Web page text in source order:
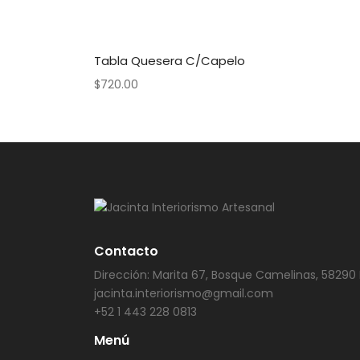
Tabla Quesera C/capelo
$720.00
Contacto
Dirección: Marita 67, Bosque Camelinas, 58290
jacinta.interiorismo@gmail.com
+52 1 443 228 0813
Menú